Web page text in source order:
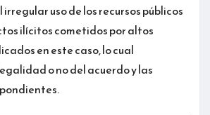
uso de los recursos públicos
ilícitos cometidos por altos
en este caso, lo cual
o no del acuerdo y las